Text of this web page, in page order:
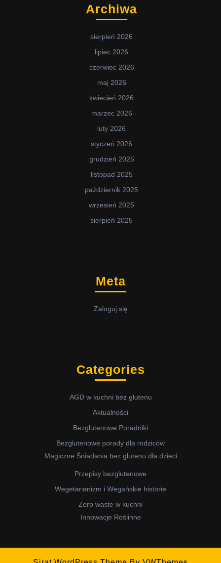
Archiwa
sierpień 2026
lipiec 2026
czerwiec 2026
maj 2026
kwiecień 2026
marzec 2026
luty 2026
styczeń 2026
grudzień 2025
listopad 2025
październik 2025
wrzesień 2025
sierpień 2025
Meta
Zaloguj się
Categories
AGD w kuchni bez glutenu
Aktualności
Bezglutenowe Poradniki
Bezglutenowe porady dla rodziców
Magiczne Śniadania bez glutenu dla dzieci
Przepisy bezglutenowe
Wegetarianizm i Wegańskie historie
Zero waste w kuchni
Innowacje Roślinne